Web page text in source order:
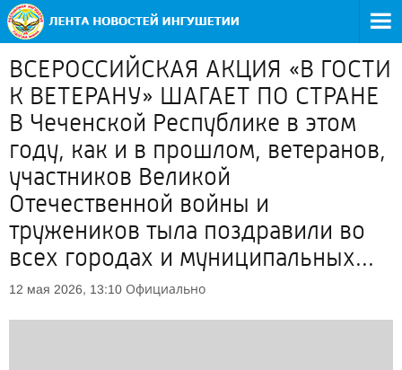
ВСЕРОССИЙСКАЯ АКЦИЯ «В ГОСТИ
К ВЕТЕРАНУ» ШАГАЕТ ПО СТРАНЕ
В Чеченской Республике в этом
году, как и в прошлом, ветеранов,
участников Великой
Отечественной войны и
тружеников тыла поздравили во
всех городах и муниципальных...
12 мая 2026, 13:10 Официально